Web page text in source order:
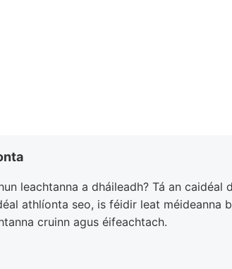
leachtanna a dháileadh? Tá an
athlíonta seo, is féidir leat méideanna
cruinn agus éifeachtach.